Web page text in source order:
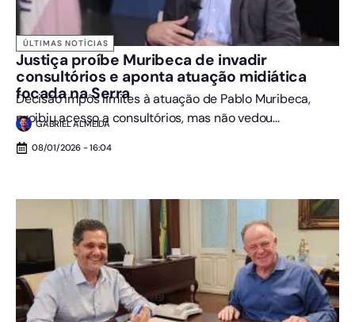
ÚLTIMAS NOTÍCIAS
Justiça proíbe Muribeca de invadir
consultórios e aponta atuação midiática
focada na Serra
Decisão impôs limites à atuação de Pablo Muribeca,
proibiu acesso a consultórios, mas não vedou...
GABRIEL ALMEIDA
08/01/2026 - 16:04